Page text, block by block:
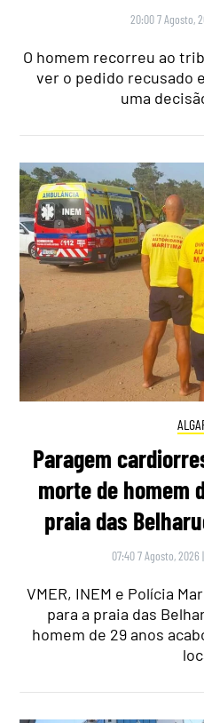
20:00 7 Agosto,
O homem recorreu ao
ver o pedido recusado
uma
Paragem
morte de homem
praia das
07:40 7 Agosto, 2026 |
VMER, INEM e Polícia
para a praia das
homem de 29 anos